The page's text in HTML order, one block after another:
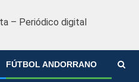
FÚTBOL ANDORRANO